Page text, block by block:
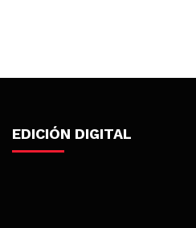
EDICIÓN DIGITAL